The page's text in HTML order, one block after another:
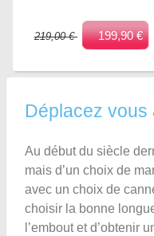
219,00 € 199,90 €
Déplacez
Au début du siècle
mais d’un choix de
avec un choix de
choisir la bonne
l’embout et d’obtenir